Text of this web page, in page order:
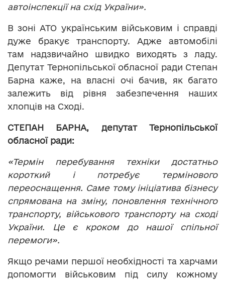
автоінспекції на схід України».
В зоні АТО українським військовим і справді
дуже бракує транспорту. Адже автомобілі
там надзвичайно швидко виходять з ладу.
Депутат Тернопільської обласної ради Степан
Барна каже, на власні очі бачив, як багато
залежить від рівня забезпечення наших
хлопців на Сході.
СТЕПАН БАРНА, депутат Тернопільської
обласної ради:
«Термін перебування техніки достатньо
короткий і потребує термінового
переоснащення. Саме тому ініціатива бізнесу
спрямована на зміну, поновлення технічного
транспорту, військового транспорту на сході
України. Це є кроком до нашої спільної
перемоги».
Якщо речами першої необхідності та харчами
допомогти військовим під силу кожному